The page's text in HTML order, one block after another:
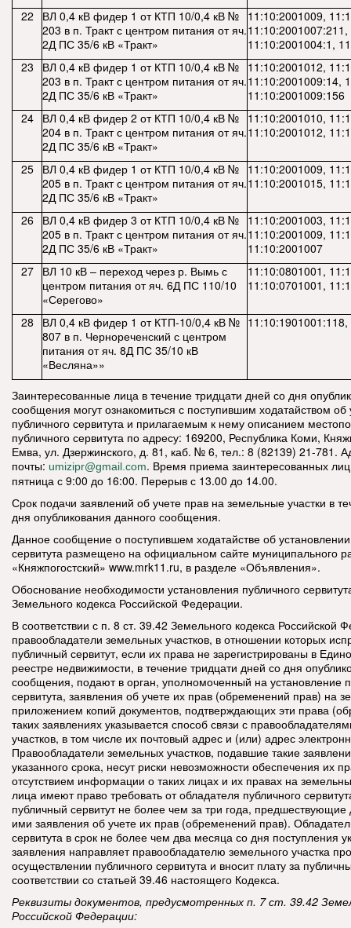
22
ВЛ 0,4 кВ фидер 1 от КТП 10/0,4 кВ №
203 в п. Тракт с центром питания от яч.
2Д ПС 35/6 кВ «Тракт»
11:10:2001009,
11:10:2001004:1,
23
ВЛ 0,4 кВ фидер 1 от КТП 10/0,4 кВ №
203 в п. Тракт с центром питания от яч.
2Д ПС 35/6 кВ «Тракт»
11:10:2001012,
11:10:2001009:14,
11:10:2001009:156
24
ВЛ 0,4 кВ фидер 2 от КТП 10/0,4 кВ №
204 в п. Тракт с центром питания от яч.
2Д ПС 35/6 кВ «Тракт»
11:10:2001010,
11:10:2001012,
25
ВЛ 0,4 кВ фидер 1 от КТП 10/0,4 кВ №
205 в п. Тракт с центром питания от яч.
2Д ПС 35/6 кВ «Тракт»
11:10:2001009,
11:10:2001015,
26
ВЛ 0,4 кВ фидер 3 от КТП 10/0,4 кВ №
205 в п. Тракт с центром питания от яч.
2Д ПС 35/6 кВ «Тракт»
11:10:2001003,
11:10:2001009,
11:10:2001007
27
ВЛ 10 кВ – переход через р. Вымь с
центром питания от яч. 6Д ПС 110/10
«Серегово»
11:10:0801001,
11:10:0701001,
28
ВЛ 0,4 кВ фидер 1 от КТП-10/0,4 кВ №
807 в п. Чернореченский с центром
питания от яч. 8Д ПС 35/10 кВ
«Весляна»»
Заинтересованные лица в течение тридцати дней со дня
сообщения могут ознакомиться с поступившим ходатайством об
публичного сервитута и прилагаемым к нему описанием
публичного сервитута по адресу: 169200, Республика Коми,
Емва, ул. Дзержинского, д. 81, каб. № 6, тел.: 8 (82139) 21-781.
почты: umizipr@gmail.com. Время приема заинтересованных
пятница с 9:00 до 16:00. Перерыв с 13.00 до 14.00.
Срок подачи заявлений об учете прав на земельные участки в
дня опубликования данного сообщения.
Данное сообщение о поступившем ходатайстве об
сервитута размещено на официальном сайте муниципального
«Княжпогостский» www.mrk11.ru, в разделе «Объявления».
Обоснование необходимости установления публичного
Земельного кодекса Российской Федерации.
В соответствии с п. 8 ст. 39.42 Земельного кодекса Российской
правообладатели земельных участков, в отношении которых
публичный сервитут, если их права не зарегистрированы в
реестре недвижимости, в течение тридцати дней со дня
сообщения, подают в орган, уполномоченный на установление
сервитута, заявления об учете их прав (обременений прав) на
приложением копий документов, подтверждающих эти права
таких заявлениях указывается способ связи с
участков, в том числе их почтовый адрес и (или) адрес
Правообладатели земельных участков, подавшие такие
указанного срока, несут риски невозможности обеспечения их
отсутствием информации о таких лицах и их правах на
лица имеют право требовать от обладателя публичного
публичный сервитут не более чем за три года,
ими заявления об учете их прав (обременений прав).
сервитута в срок не более чем два месяца со дня поступления
заявления направляет правообладателю земельного участка
осуществлении публичного сервитута и вносит плату за
соответствии со статьей 39.46 настоящего Кодекса.
Реквизиты документов, предусмотренных п. 7 ст. 39.42
Российской Федерации: